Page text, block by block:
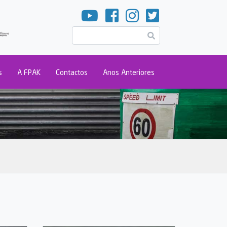
A FPAK Contactos Anos Anteriores